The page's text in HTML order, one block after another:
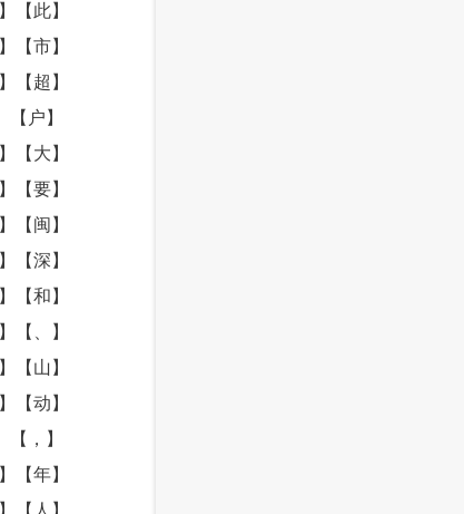
【此】
【市】
【超】
户】
【大】
【要】
【闽】
【深】
【和】
【、】
【山】
【动】
，】
【年】
【人】